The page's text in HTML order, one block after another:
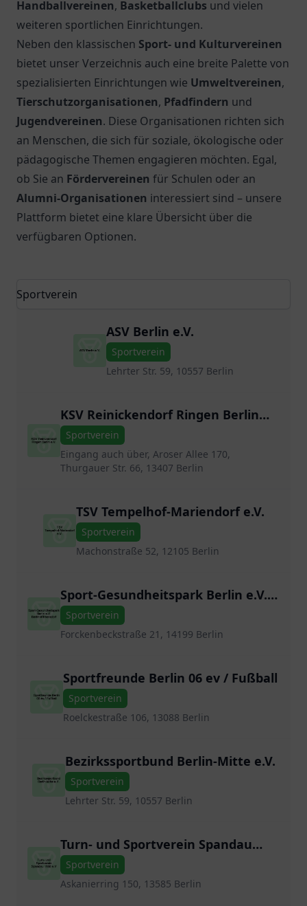
Handballvereinen, Basketballclubs und vielen
weiteren sportlichen Einrichtungen.
Neben den klassischen Sport- und Kulturvereinen
bietet unser Verzeichnis auch eine breite Palette von
spezialisierten Einrichtungen wie Umweltvereinen,
Tierschutzorganisationen, Pfadfindern und
Jugendvereinen. Diese Organisationen richten sich
an Menschen, die sich für soziale, ökologische oder
pädagogische Themen engagieren möchten. Egal,
ob Sie an Fördervereinen für Schulen oder an
Alumni-Organisationen interessiert sind – unsere
Plattform bietet eine klare Übersicht über die
verfügbaren Optionen.
ASV Berlin e.V.
Sportverein
Lehrter Str. 59, 10557 Berlin
KSV Reinickendorf Ringen Berlin
e.V.
Sportverein
Eingang auch über, Aroser Allee 170,
Thurgauer Str. 66, 13407 Berlin
TSV Tempelhof-Mariendorf e.V.
Sportverein
Machonstraße 52, 12105 Berlin
Sport-Gesundheitspark Berlin e.V.
Berlin-Wilmersdorf
Sportverein
Forckenbeckstraße 21, 14199 Berlin
Sportfreunde Berlin 06 ev / Fußball
Sportverein
Roelckestraße 106, 13088 Berlin
Bezirkssportbund Berlin-Mitte e.V.
Sportverein
Lehrter Str. 59, 10557 Berlin
Turn- und Sportverein Spandau
1860 e.V
Sportverein
Askanierring 150, 13585 Berlin